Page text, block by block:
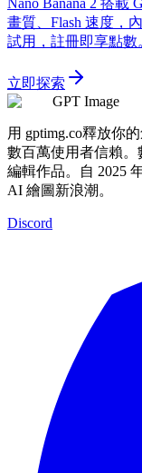
畫質、Flash 速度，
試用，註冊即享點數
立即探索
GPT Image
用 gptimg.co釋放你
數百萬使用者信賴
編輯作品。自 2025
AI 繪圖新浪潮。
Discord